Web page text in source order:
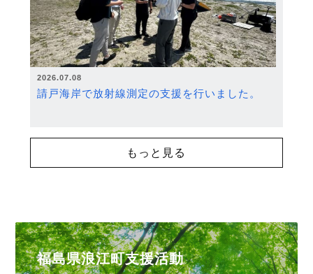
2026.07.08
請戸海岸で放射線測定の支援を行いました。
もっと見る
福島県浪江町支援活動